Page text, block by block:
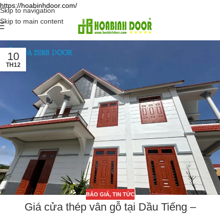
https://hoabinhdoor.com/
Skip to navigation
Skip to main content
10
TH12
BÁO GIÁ, TIN TỨC
Giá cửa thép vân gỗ tại Dầu Tiếng –